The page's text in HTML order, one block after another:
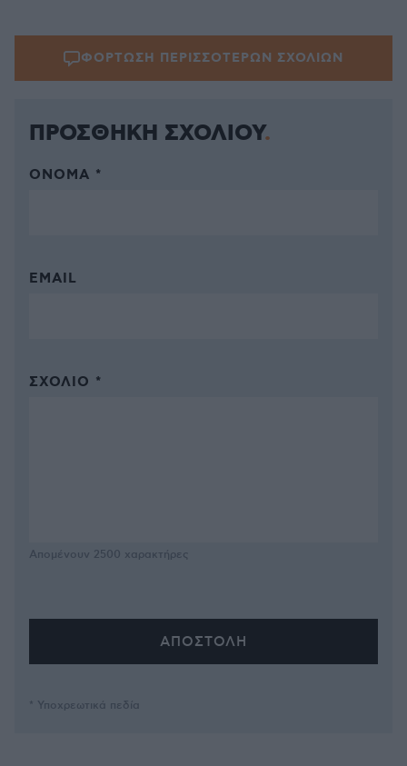
ΦΟΡΤΩΣΗ ΠΕΡΙΣΣΟΤΕΡΩΝ ΣΧΟΛΙΩΝ
ΠΡΟΣΘΗΚΗ ΣΧΟΛΙΟΥ
ΌΝΟΜΑ *
EMAIL
ΣΧΌΛΙΟ *
Απομένουν 2500 χαρακτήρες
* Υποχρεωτικά πεδία